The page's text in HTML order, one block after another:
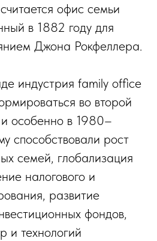
офис семьи
в 1882 году для
Джона Рокфеллера.
индустрия family office
во второй
особенно в 1980–
способствовали рост
семей, глобализация
налогового и
развитие
фондов,
и технологий